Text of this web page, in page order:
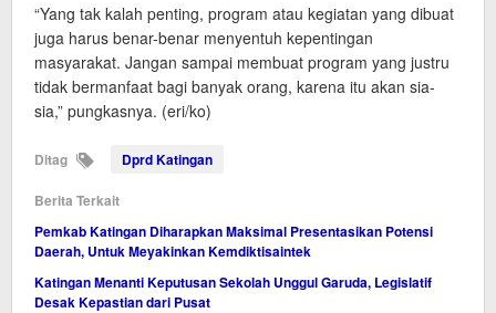
“Yang tak kalah penting, program atau kegiatan yang dibuat
juga harus benar-benar menyentuh kepentingan
masyarakat. Jangan sampai membuat program yang justru
tidak bermanfaat bagi banyak orang, karena itu akan sia-
sia,” pungkasnya. (eri/ko)
Ditag Dprd Katingan
Berita Terkait
Pemkab Katingan Diharapkan Maksimal Presentasikan Potensi
Daerah, Untuk Meyakinkan Kemdiktisaintek
Katingan Menanti Keputusan Sekolah Unggul Garuda, Legislatif
Desak Kepastian dari Pusat